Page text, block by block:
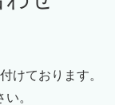
けております。
。